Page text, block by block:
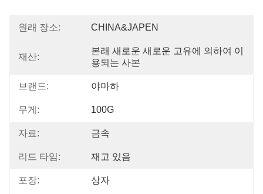
원래 장소: CHINA&JAPEN
재산:
본래 새로운 새로운 고유에 의하여 이
용되는 사본
브랜드: 야마하
무게: 100G
자료: 금속
리드 타임: 재고 있음
포장: 상자